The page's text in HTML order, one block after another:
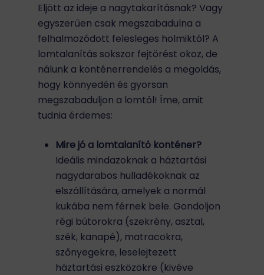
Eljött az ideje a nagytakarításnak? Vagy
egyszerűen csak megszabadulna a
felhalmozódott felesleges holmiktól? A
lomtalanítás sokszor fejtörést okoz, de
nálunk a konténerrendelés a megoldás,
hogy könnyedén és gyorsan
megszabaduljon a lomtól! Íme, amit
tudnia érdemes:
Mire jó a lomtalanító konténer?
Ideális mindazoknak a háztartási
nagydarabos hulladékoknak az
elszállítására, amelyek a normál
kukába nem férnek bele. Gondoljon
régi bútorokra (szekrény, asztal,
szék, kanapé), matracokra,
szőnyegekre, leselejtezett
háztartási eszközökre (kivéve